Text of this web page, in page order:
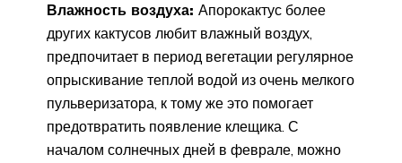
Влажность воздуха: Апорокактус более
других кактусов любит влажный воздух,
предпочитает в период вегетации регулярное
опрыскивание теплой водой из очень мелкого
пульверизатора, к тому же это помогает
предотвратить появление клещика. С
началом солнечных дней в феврале, можно